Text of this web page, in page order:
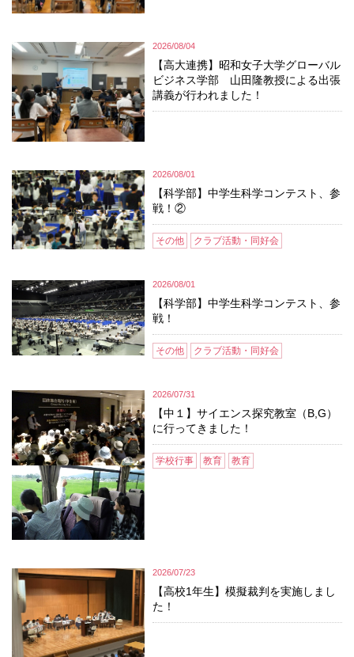
2026/08/04
【高大連携】昭和女子大学グローバル
ビジネス学部 山田隆教授による出張
講義が行われました！
2026/08/01
【科学部】中学生科学コンテスト、参
戦！②
その他 クラブ活動・同好会
2026/08/01
【科学部】中学生科学コンテスト、参
戦！
その他 クラブ活動・同好会
2026/07/31
【中１】サイエンス探究教室（B,G）
に行ってきました！
学校行事 教育 教育
2026/07/23
【高校1年生】模擬裁判を実施しまし
た！